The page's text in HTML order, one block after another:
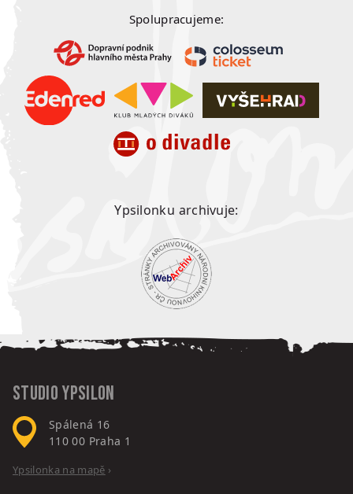
Spolupracujeme:
Ypsilonku archivuje:
Studio Ypsilon
Spálená 16
110 00 Praha 1
Ypsilonka na mapě ›